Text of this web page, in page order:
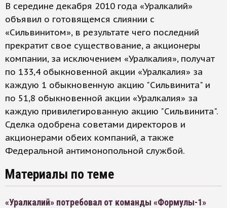
В середине декабря 2010 года «Уралкалий»
объявил о готовящемся слиянии с
«Сильвинитом», в результате чего последний
прекратит свое существование, а акционеры
компании, за исключением «Уралкалия», получат
по 133,4 обыкновенной акции «Уралкалия» за
каждую 1 обыкновенную акцию "Сильвинита" и
по 51,8 обыкновенной акции «Уралкалия» за
каждую привилегированную акцию "Сильвинита".
Сделка одобрена советами директоров и
акционерами обеих компаний, а также
Федеральной антимонопольной службой.
Материалы по теме
«Уралкалий» потребовал от команды «Формулы-1»